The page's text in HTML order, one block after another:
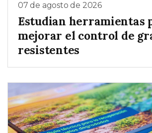
07 de agosto de 2026
Estudian herramientas
mejorar el control de
resistentes